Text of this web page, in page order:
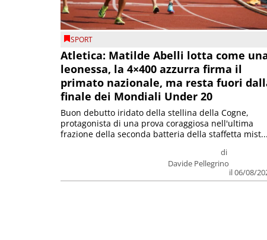
SPORT
Atletica: Matilde Abelli lotta come
leonessa, la 4×400 azzurra firma il
primato nazionale, ma resta fuori
finale dei Mondiali Under 20
di
Davide Pellegrino
il 06/08/
Buon debutto iridato della stellina della Cogne,
protagonista di una prova coraggiosa nell'ultima
frazione della seconda batteria della staffetta mist...